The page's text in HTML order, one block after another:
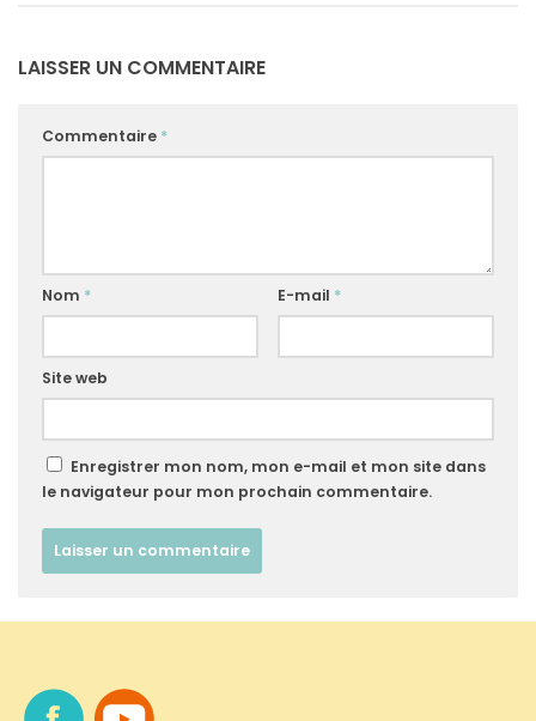
LAISSER UN COMMENTAIRE
Commentaire *
Nom * E-mail *
Site web
Enregistrer mon nom, mon e-mail et mon site dans
le navigateur pour mon prochain commentaire.